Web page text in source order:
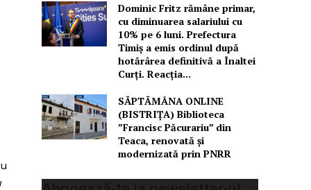
Dominic Fritz rămâne primar,
cu diminuarea salariului cu
10% pe 6 luni. Prefectura
Timiș a emis ordinul după
hotărârea definitivă a Înaltei
Curți. Reacția...
SĂPTĂMÂNA ONLINE
(BISTRIȚA) Biblioteca
”Francisc Păcurariu” din
Teaca, renovată și
modernizată prin PNRR